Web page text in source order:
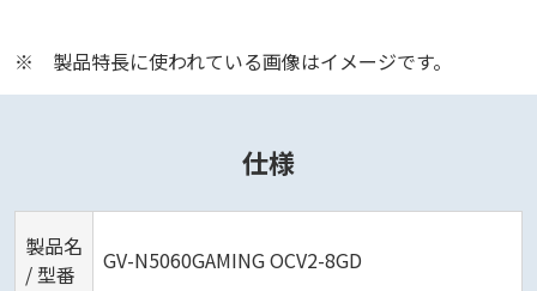
※ 製品特長に使われている画像はイメージです。
仕様
製品名
/ 型番
GV-N5060GAMING OCV2-8GD